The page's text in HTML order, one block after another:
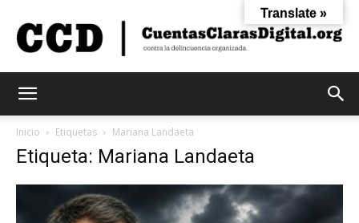
Inicio Etiquetas Mariana Landaeta
Etiqueta: Mariana Landaeta
Translate »